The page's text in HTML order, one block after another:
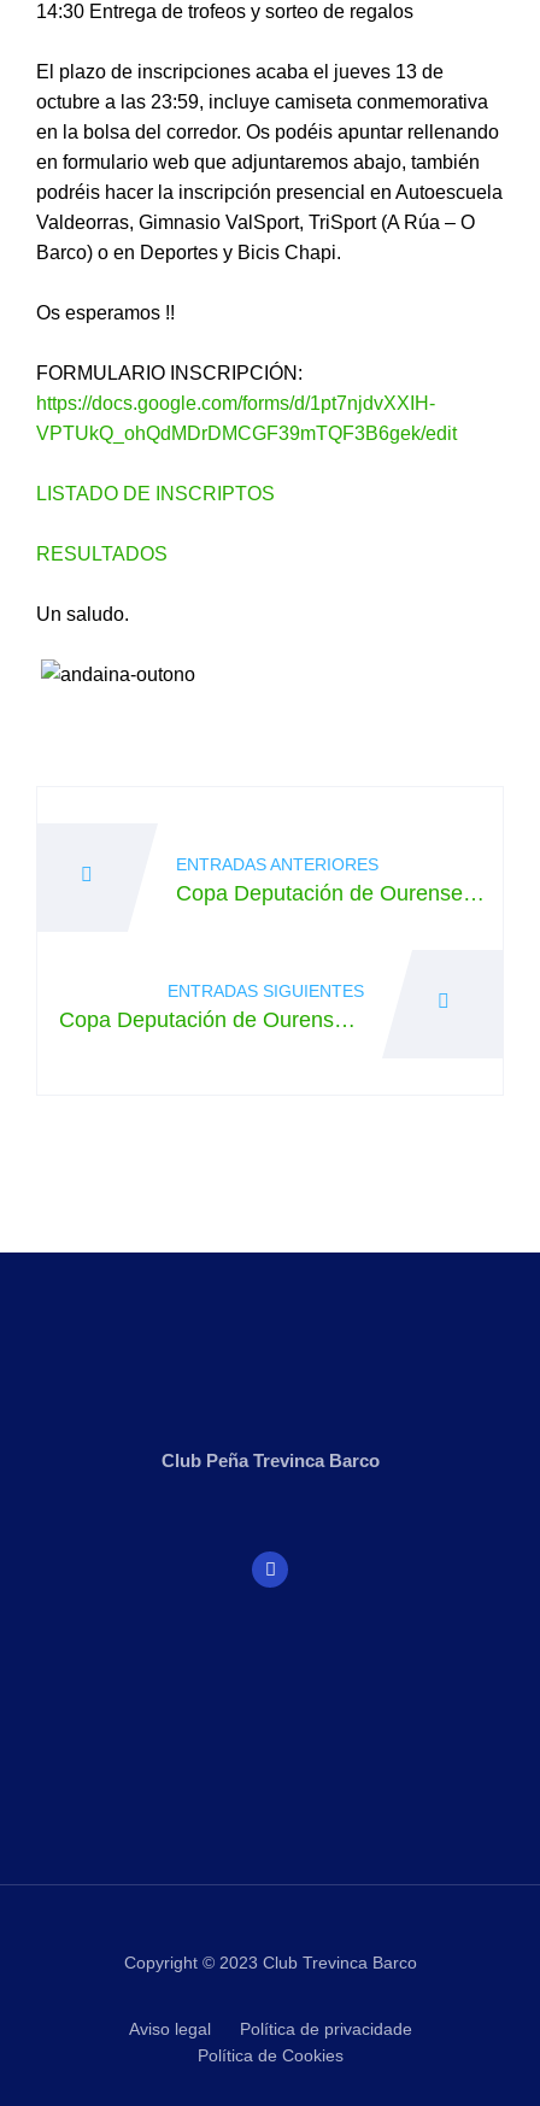
14:30 Entrega de trofeos y sorteo de regalos
El plazo de inscripciones acaba el jueves 13 de
octubre a las 23:59, incluye camiseta conmemorativa
en la bolsa del corredor. Os podéis apuntar rellenando
en formulario web que adjuntaremos abajo, también
podréis hacer la inscripción presencial en Autoescuela
Valdeorras, Gimnasio ValSport, TriSport (A Rúa – O
Barco) o en Deportes y Bicis Chapi.
Os esperamos !!
FORMULARIO INSCRIPCIÓN:
https://docs.google.com/forms/d/1pt7njdvXXIH-
VPTUkQ_ohQdMDrDMCGF39mTQF3B6gek/edit
LISTADO DE INSCRIPTOS
RESULTADOS
Un saludo.
entradas
ENTRADAS ANTERIORES
Copa Deputación de Ourense d
ENTRADAS SIGUIENTES
Copa Deputación de Ourense d
Club Peña Trevinca Barco
Copyright © 2023 Club Trevinca Barco
Aviso legal
Política de privacidade
Política de Cookies